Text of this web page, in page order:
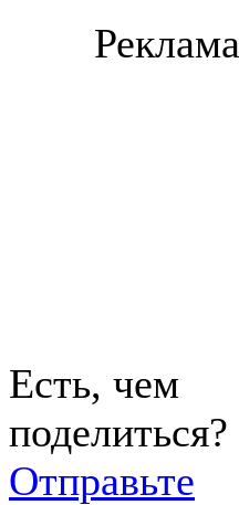
Реклама
Есть, чем
поделиться?
Отправьте